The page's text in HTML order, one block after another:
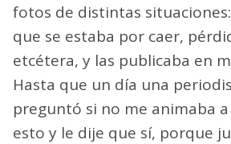
fotos de distintas
que se estaba por caer,
etcétera, y las publicaba en
Hasta que un día una
preguntó si no me animaba
esto y le dije que sí, porque